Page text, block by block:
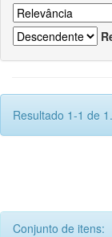
Resultado 1-1 de 1.
Conjunto de itens: